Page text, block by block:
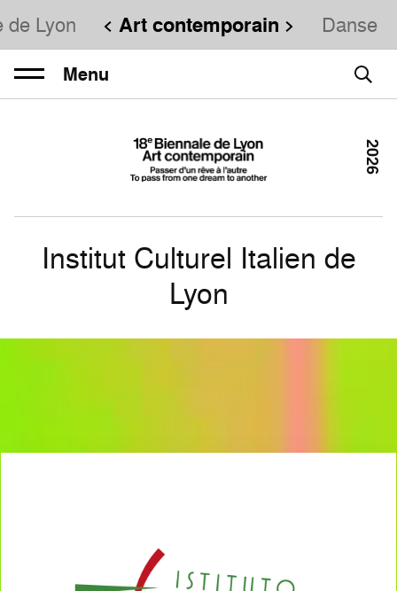
de Lyon Art contemporain Danse
Menu
Institut Culturel Italien de
Lyon
2026